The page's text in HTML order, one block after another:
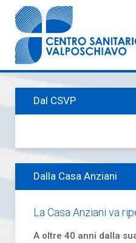
Dal CSVP
Dalla Casa Anziani
La Casa Anziani va
A oltre 40 anni dalla